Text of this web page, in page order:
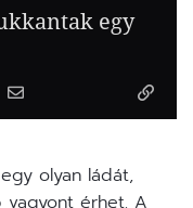
egy
olyan ládát,
érhet. A